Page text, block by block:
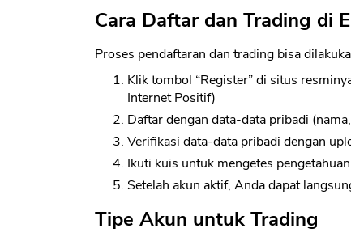
Cara Daftar dan Trading di
Proses pendaftaran dan trading bisa
Klik tombol “Register” di situs
Internet Positif)
Daftar dengan data-data pribadi
Verifikasi data-data pribadi dengan
Ikuti kuis untuk mengetes
Setelah akun aktif, Anda dapat
Tipe Akun untuk Trading